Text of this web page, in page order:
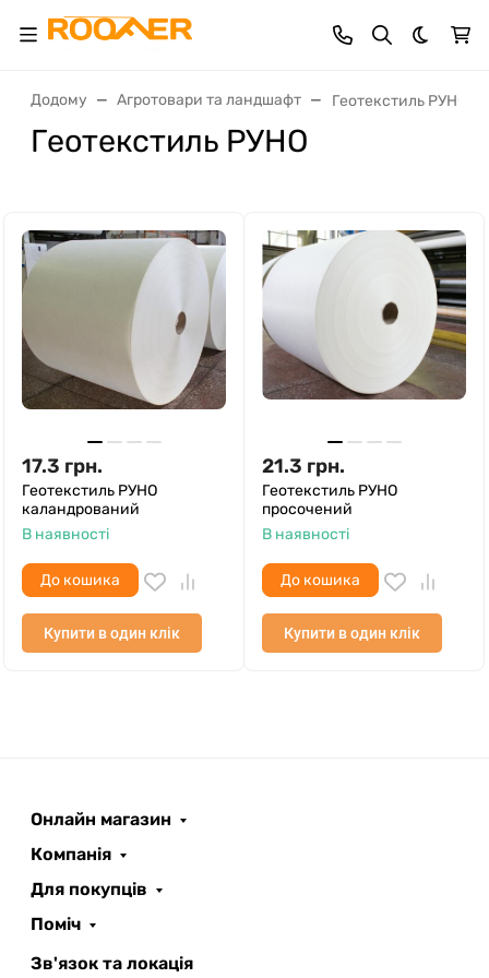
Dark
Додому Агротовари та ландшафт Геотекстиль РУНО
Геотекстиль РУНО
17.3 грн.
Геотекстиль РУНО
каландрований
В наявності
До кошика
Купити в один клік
21.3 грн.
Геотекстиль РУНО
просочений
В наявності
До кошика
Купити в один клік
Онлайн магазин
Компанія
Для покупців
Поміч
Зв'язок та локація
AI помічник